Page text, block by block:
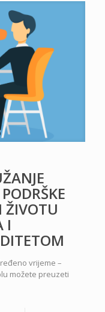
ŽIVOTU
I
vrijeme –
možete preuzeti